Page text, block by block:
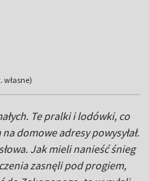
Taką, że
było możliwe–
zawieszonej już sekcji